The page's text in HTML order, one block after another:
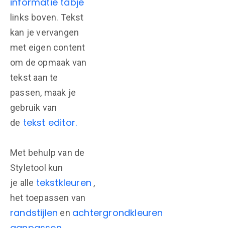
links boven. Tekst
kan je vervangen
met eigen content
om de opmaak van
tekst aan te
passen, maak je
gebruik van
de tekst editor.
Met behulp van de
Styletool kun
je alle tekstkleuren ,
het toepassen van
randstijlen en achtergrondkleuren